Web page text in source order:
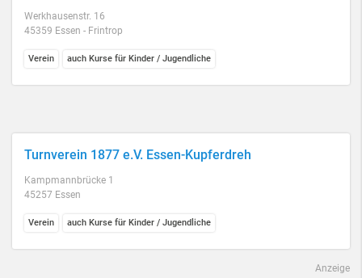
Werkhausenstr. 16
45359 Essen - Frintrop
Verein auch Kurse für Kinder / Jugendliche
Turnverein 1877 e.V. Essen-Kupferdreh
Kampmannbrücke 1
45257 Essen
Verein auch Kurse für Kinder / Jugendliche
Anzeige